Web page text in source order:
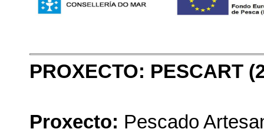
PROXECTO: PESCART
Proxecto: Pescado